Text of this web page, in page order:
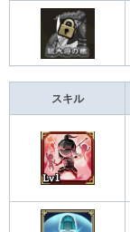
スキル